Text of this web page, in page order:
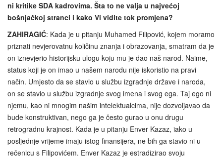
ni kritike SDA kadrovima. Šta to ne valja u najvećoj
bošnjačkoj stranci i kako Vi vidite tok promjena?
ZAHIRAGIĆ: Kada je u pitanju Muhamed Filipović, kojem moramo
priznati nevjerovatnu količinu znanja i obrazovanja, smatram da je
on iznevjerio historijsku ulogu koju mu je dao naš narod. Naime,
status koji je on imao u našem narodu nije iskoristio na pravi
način. Umjesto da se stavio u službu izgradnje države i naroda,
on se stavio u službu izgradnje svog imena i svog ega. Taj ego ni
njemu, kao ni mnogim našim intelektualcima, nije dozvoljavao da
bude konstruktivan, nego ga je često gurao u onu drugu
retrogradnu krajnost. Kada je u pitanju Enver Kazaz, iako u
posljednje vrijeme imaju istog finansijera, ne bih ga stavio ni u
rečenicu s Filipovićem. Enver Kazaz je estradizirao svoju